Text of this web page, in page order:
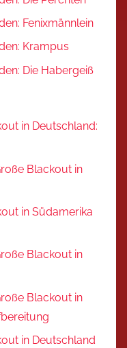
Fenixmännlein
Krampus
Die Habergeiß
in Deutschland:
Blackout in
in Südamerika
Blackout in
Blackout in
in Deutschland